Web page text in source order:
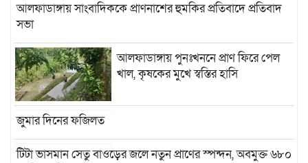
আলফাডাঙ্গায় সাংবাদিককে প্রাণনাশের হুমকির প্রতিবাদে প্রতিবাদ
সভা
আলফাডাঙ্গায় পুনঃখননে প্রাণ ফিরে পেল
খাল, কৃষকের মুখে স্বস্তির হাসি
জুমার দিনের ফজিলত
টিটা ভাসমান সেতু বাওড়ের জলে নতুন প্রাণের স্পন্দন, অবমুক্ত ৬৮০